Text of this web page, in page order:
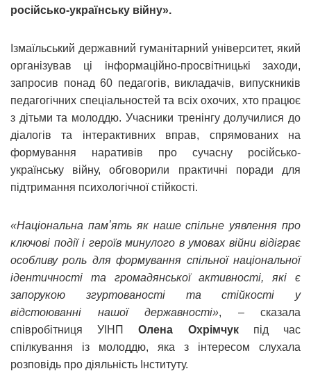
російсько-українську війну».
Ізмаїльський державний гуманітарний університет, який
організував ці інформаційно-просвітницькі заходи,
запросив понад 60 педагогів, викладачів, випускників
педагогічних спеціальностей та всіх охочих, хто працює
з дітьми та молоддю. Учасники тренінгу долучилися до
діалогів та інтерактивних вправ, спрямованих на
формування наративів про сучасну російсько-
українську війну, обговорили практичні поради для
підтримання психологічної стійкості.
«Національна памʼять як наше спільне уявлення про
ключові події і героїв минулого в умовах війни відіграє
особливу роль для формування спільної національної
ідентичності та громадянської активності, які є
запорукою згуртованості та стійкості у
відстоюванні нашої державності», – сказала
співробітниця УІНПОлена Охрімчукпід час
спілкування із молоддю, яка з інтересом слухала
розповідь про діяльність Інституту.